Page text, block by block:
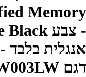
Memory
דגם Z1FW003LW